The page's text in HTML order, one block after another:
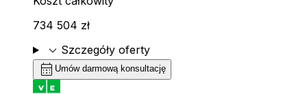
734 504 zł
expand_more Szczegóły oferty
calendar_month Umów darmową konsultację